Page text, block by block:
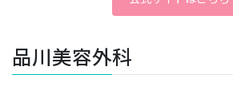
品川美容外科